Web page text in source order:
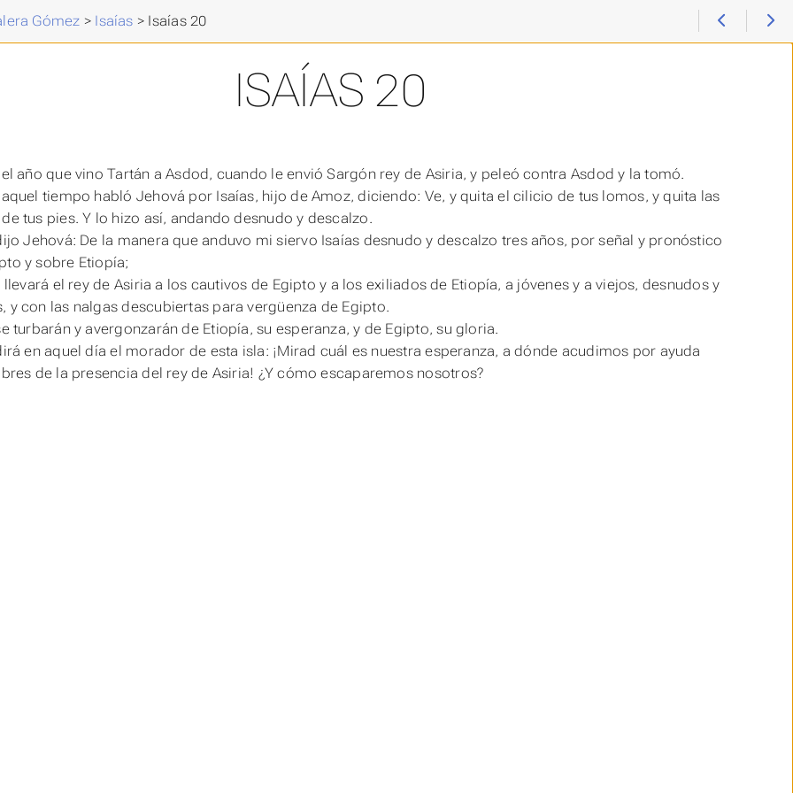
Gómez > Isaías > Isaías 20
ISAÍAS 20
el año que vino Tartán a Asdod, cuando le envió Sargón rey de Asiria, y peleó contra Asdod y la tomó.
aquel tiempo habló Jehová por Isaías, hijo de Amoz, diciendo: Ve, y quita el cilicio de tus lomos, y quita las
tus pies. Y lo hizo así, andando desnudo y descalzo.
Jehová: De la manera que anduvo mi siervo Isaías desnudo y descalzo tres años, por señal y pronóstico
y sobre Etiopía;
llevará el rey de Asiria a los cautivos de Egipto y a los exiliados de Etiopía, a jóvenes y a viejos, desnudos y
y con las nalgas descubiertas para vergüenza de Egipto.
turbarán y avergonzarán de Etiopía, su esperanza, y de Egipto, su gloria.
en aquel día el morador de esta isla: ¡Mirad cuál es nuestra esperanza, a dónde acudimos por ayuda
de la presencia del rey de Asiria! ¿Y cómo escaparemos nosotros?